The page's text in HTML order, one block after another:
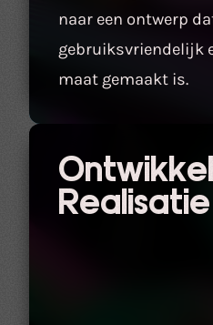
naar een ontwerp
gebruiksvriendelijk
maat gemaakt is.
Realisatie